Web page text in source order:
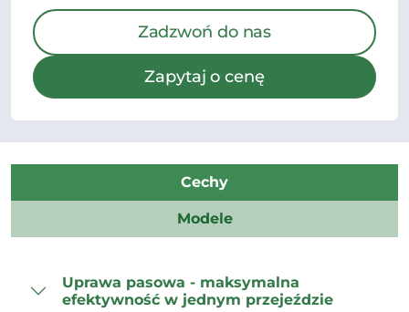
Zadzwoń do nas
Zapytaj o cenę
Cechy
Modele
Uprawa pasowa - maksymalna
efektywność w jednym przejeździe